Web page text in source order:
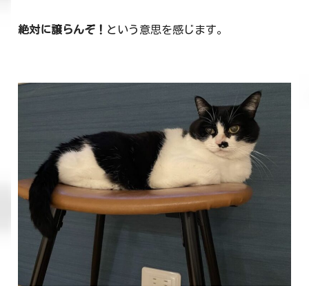
絶対に譲らんぞ！ という意思を感じます。